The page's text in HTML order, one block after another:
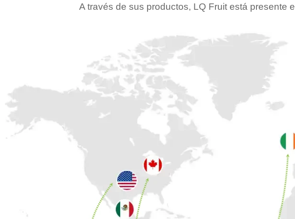
A través de sus productos, LQ Fruit está presente